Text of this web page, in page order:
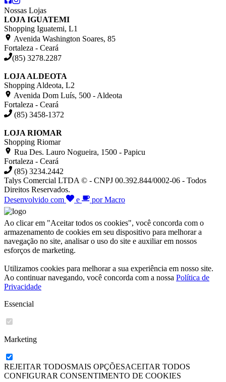
Nossas Lojas
LOJA IGUATEMI
Shopping Iguatemi, L1
Avenida Washington Soares, 85
Fortaleza - Ceará
(85) 3278.2287
LOJA ALDEOTA
Shopping Aldeota, L2
Avenida Dom Luís, 500 - Aldeota
Fortaleza - Ceará
(85) 3458-1372
LOJA RIOMAR
Shopping Riomar
Rua Des. Lauro Nogueira, 1500 - Papicu
Fortaleza - Ceará
(85) 3234.2442
Talys Comercial LTDA © - CNPJ 00.392.844/0002-06 - Todos
Direitos Reservados.
Desenvolvido com
e por Macro
Ao clicar em "Aceitar todos os cookies", você concorda com o
armazenamento de cookies em seu dispositivo para melhorar a
navegação no site, analisar o uso do site e auxiliar em nossos
esforços de marketing.
Utilizamos cookies para melhorar a sua experiência em nosso site.
Ao continuar navegando, você concorda com a nossa Política de
Privacidade
Essencial
Marketing
REJEITAR TODOSMAIS OPÇÕESACEITAR TODOS
CONFIGURAR CONSENTIMENTO DE COOKIES